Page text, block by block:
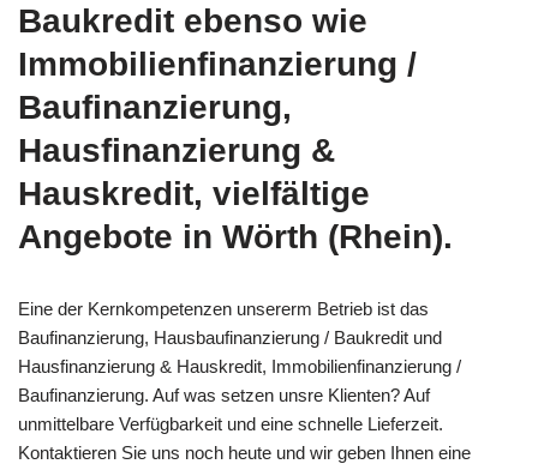
Baukredit ebenso wie
Immobilienfinanzierung /
Baufinanzierung,
Hausfinanzierung &
Hauskredit, vielfältige
Angebote in Wörth (Rhein).
Eine der Kernkompetenzen unsererm Betrieb ist das
Baufinanzierung, Hausbaufinanzierung / Baukredit und
Hausfinanzierung & Hauskredit, Immobilienfinanzierung /
Baufinanzierung. Auf was setzen unsre Klienten? Auf
unmittelbare Verfügbarkeit und eine schnelle Lieferzeit.
Kontaktieren Sie uns noch heute und wir geben Ihnen eine